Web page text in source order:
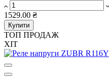
1529.00 ₴
Купити
ТОП ПРОДАЖ
ХІТ